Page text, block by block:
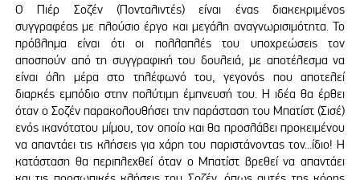
Ο Πιέρ Σοζέν (Πονταλιντές) είναι ένας διακεκριμένος
συγγραφέας με πλούσιο έργο και μεγάλη αναγνωρισιμότητα. Το
πρόβλημα είναι ότι οι πολλαπλές του υποχρεώσεις τον
αποσπούν από τη συγγραφική του δουλειά, με αποτέλεσμα να
είναι όλη μέρα στο τηλέφωνό του, γεγονός που αποτελεί
διαρκές εμπόδιο στην πολύτιμη έμπνευσή του. Η ιδέα θα έρθει
όταν ο Σοζέν παρακολουθήσει την παράσταση του Μπατίστ (Σισέ)
ενός ικανότατου μίμου, τον οποίο και θα προσλάβει προκειμένου
να απαντάει τις κλήσεις για χάρη του παριστάνοντας τον...ίδιο! Η
κατάσταση θα περιπλεχθεί όταν ο Μπατίστ βρεθεί να απαντάει